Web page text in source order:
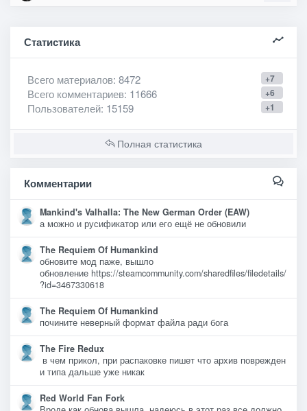
Статистика
+7
Всего материалов: 8472
+6
Всего комментариев: 11666
+1
Пользователей: 15159
Полная статистика
Комментарии
Mankind's Valhalla: The New German Order (EAW)
а можно и русификатор или его ещё не обновили
The Requiem Of Humankind
обновите мод паже, вышло
обновление https://steamcommunity.com/sharedfiles/filedetails/
?id=3467330618
The Requiem Of Humankind
почините неверный формат файла ради бога
The Fire Redux
в чем прикол, при распаковке пишет что архив поврежден
и типа дальше уже никак
Red World Fan Fork